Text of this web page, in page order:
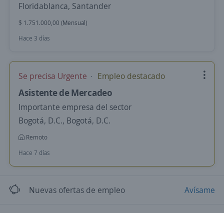
Floridablanca, Santander
$ 1.751.000,00 (Mensual)
Hace 3 días
Se precisa Urgente Empleo destacado
Asistente de Mercadeo
Importante empresa del sector
Bogotá, D.C., Bogotá, D.C.
Remoto
Hace 7 días
Nuevas ofertas de empleo Avísame